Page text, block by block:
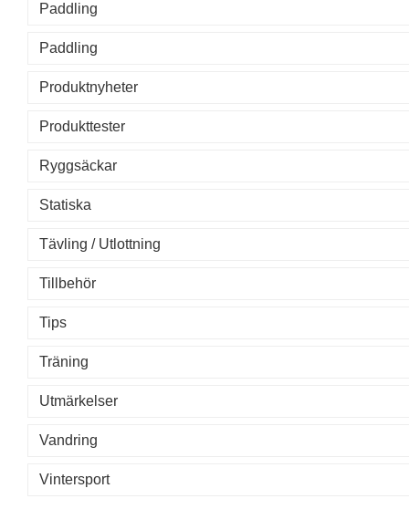
Paddling
Paddling
Produktnyheter
Produkttester
Ryggsäckar
Statiska
Tävling / Utlottning
Tillbehör
Tips
Träning
Utmärkelser
Vandring
Vintersport